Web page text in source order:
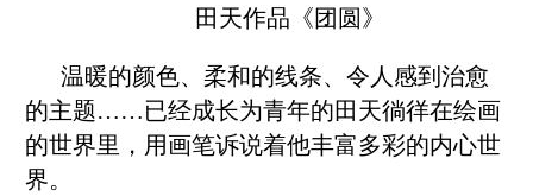
田天作品《团圆》
温暖的颜色、柔和的线条、令人感到治愈
的主题……已经成长为青年的田天徜徉在绘画
的世界里，用画笔诉说着他丰富多彩的内心世
界。